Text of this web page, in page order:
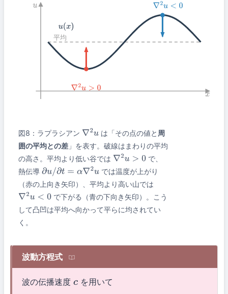
u(x)
平均
∇2u> 0
∇2u< 0
x
u
図8：ラプラシアン ∇2u は「その点の値と 周
囲の平均との差 」を表す。破線はまわりの平均
の高さ。平均より低い谷では ∇2 u> 0
で、
熱伝導 ∂u/∂t= α∇ 2u
では温度が上がり
（赤の上向き矢印）、平均より高い山では
∇2 u< 0
で下がる（青の下向き矢印）。こう
して凸凹は平均へ向かって平らに均されてい
く。
波動方程式
波の伝播速度cを用いて